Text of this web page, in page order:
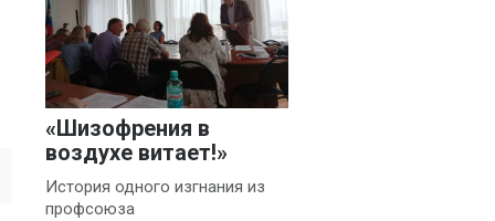
«Шизофрения в
воздухе витает!»
История одного изгнания из
профсоюза